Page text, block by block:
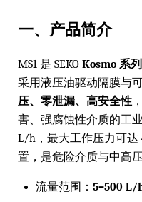
一、产品简介
MS1 是 SEKO Kosmo 系列
采用液压油驱动隔膜与
压、零泄漏、高安全性
害、强腐蚀性介质的工
L/h，最大工作压力可达
置，是危险介质与中高
流量范围： 5–500 L/